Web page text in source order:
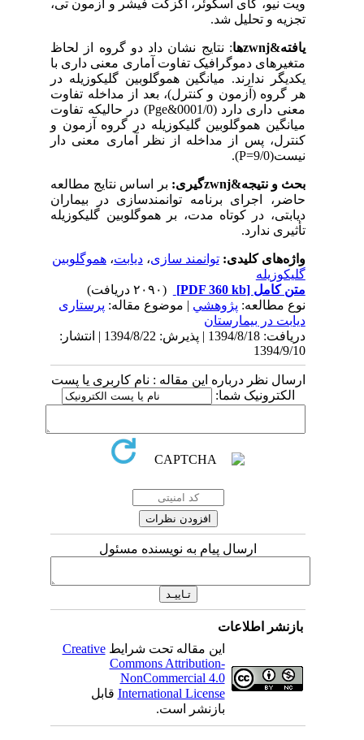
ویت نیو، کای اسکوئر، اگزکت فیشر و آزمون تی،
تجزیه و تحلیل شد.
یافته&zwnjها
: نتایج نشان داد دو گروه از لحاظ
متغیرهای دموگرافیک تفاوت آماری معنی داری با
یکدیگر ندارند. میانگین هموگلوبین گلیکوزیله در
هر گروه (آزمون و کنترل)، بعد از مداخله تفاوت
معنی داری دارد (0001/0&ge
P) در حالیکه تفاوت
میانگین هموگلوبین گلیکوزیله در گروه آزمون و
کنترل، پس از مداخله از نظر آماری معنی دار
نیست(9/0=
P
).
بحث و نتیجه&zwnjگیری:
بر اساس نتایج مطالعه
حاضر، اجرای برنامه توانمندسازی در بیماران
دیابتی، در کوتاه مدت، بر هموگلوبین گلیکوزیله
تأثیری ندارد.
واژه‌های کلیدی:توانمند سازی،دیابت،هموگلوبین
گلیکوزیله
متن کامل[PDF 360 kb]
نوع مطالعه:پژوهشي| موضوع مقاله:پرستاری
دیابت در بیمارستان
دریافت: 1394/8/18 | پذیرش: 1394/8/22 | انتشار:
1394/9/10
ارسال نظر درباره این مقاله : نام کاربری یا پست
الکترونیک شما:
ارسال پیام به نویسنده مسئول
بازنشر اطلاعات
این مقاله تحت شرایطCreative
Commons Attribution-
NonCommercial 4.0
International Licenseقابل
بازنشر است.